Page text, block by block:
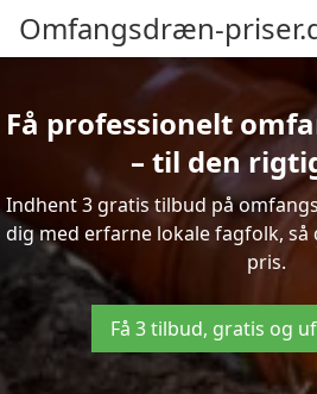
Omfangsdræn-
Få professionelt
– til den
Indhent 3 gratis tilbud på
dig med erfarne lokale fagfolk,
pris.
Få 3 tilbud, gratis og